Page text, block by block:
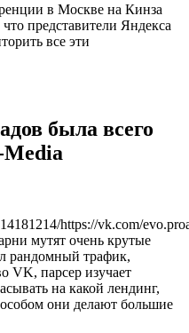
в Москве на Кинза
представители Яндекса
все эти
была всего
https://vk.com/
мутят очень крутые
рандомный трафик,
VK, парсер изучает
на какой лендинг,
они делают большие